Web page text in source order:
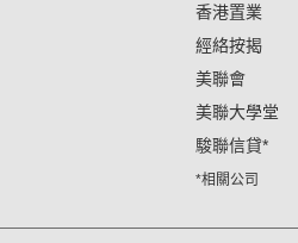
香港置業
經絡按揭
美聯會
美聯大學堂
駿聯信貸*
*相關公司